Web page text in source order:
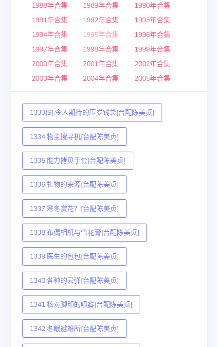
1988年合集
1989年合集
1990年合集
1991年合集
1992年合集
1993年合集
1994年合集
1995年合集
1996年合集
1997年合集
1998年合集
1999年合集
2000年合集
2001年合集
2002年合集
2003年合集
2004年合集 2005年合集
1333(S).令人期待的压岁钱袋[台配陈美贞]
1334.物主搜寻机[台配陈美贞]
1335.能力拷贝手套[台配陈美贞]
1336.礼物的来源[台配陈美贞]
1337.寒冬赏花？[台配陈美贞]
1338.布偶相机与雪花膏[台配陈美贞]
1339.医生的包包[台配陈美贞]
1340.各种的云弹[台配陈美贞]
1341.核对脚印的喷雾[台配陈美贞]
1342.冬眠避难所[台配陈美贞]